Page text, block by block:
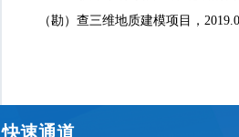
（勘）查三维地质建模项目，
快速通道